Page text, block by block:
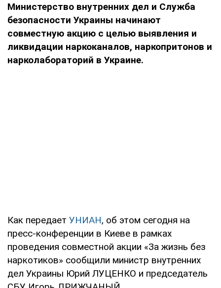
Министерство внутренних дел и Служба
безопасности Украины начинают
совместную акцию с целью выявления и
ликвидации наркоканалов, наркопритонов и
нарколабораторий в Украине.
Как передает УНИАН, об этом сегодня на
пресс-конференции в Киеве в рамках
проведения совместной акции «За жизнь без
наркотиков» сообщили министр внутренних
дел Украины Юрий ЛУЦЕНКО и председатель